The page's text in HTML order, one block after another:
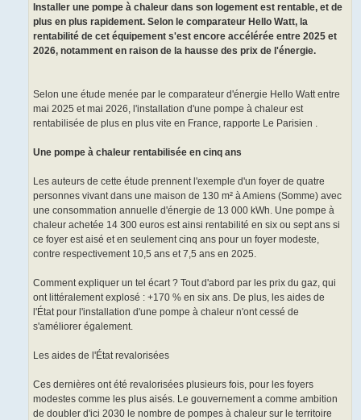
Installer une pompe à chaleur dans son logement est rentable, et de
plus en plus rapidement. Selon le comparateur Hello Watt, la
rentabilité de cet équipement s'est encore accélérée entre 2025 et
2026, notamment en raison de la hausse des prix de l'énergie.
Selon une étude menée par le comparateur d'énergie Hello Watt entre
mai 2025 et mai 2026, l'installation d'une pompe à chaleur est
rentabilisée de plus en plus vite en France, rapporte Le Parisien .
Une pompe à chaleur rentabilisée en cinq ans
Les auteurs de cette étude prennent l'exemple d'un foyer de quatre
personnes vivant dans une maison de 130 m² à Amiens (Somme) avec
une consommation annuelle d'énergie de 13 000 kWh. Une pompe à
chaleur achetée 14 300 euros est ainsi rentabilité en six ou sept ans si
ce foyer est aisé et en seulement cinq ans pour un foyer modeste,
contre respectivement 10,5 ans et 7,5 ans en 2025.
Comment expliquer un tel écart ? Tout d'abord par les prix du gaz, qui
ont littéralement explosé : +170 % en six ans. De plus, les aides de
l'État pour l'installation d'une pompe à chaleur n'ont cessé de
s'améliorer également.
Les aides de l'État revalorisées
Ces dernières ont été revalorisées plusieurs fois, pour les foyers
modestes comme les plus aisés. Le gouvernement a comme ambition
de doubler d'ici 2030 le nombre de pompes à chaleur sur le territoire